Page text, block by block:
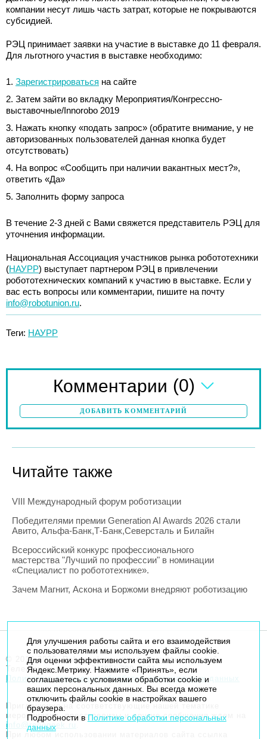
компании несут лишь часть затрат, которые не покрываются
субсидией.
РЭЦ принимает заявки на участие в выставке до 11 февраля.
Для льготного участия в выставке необходимо:
Зарегистрироваться на сайте
Затем зайти во вкладку Мероприятия/Конгрессно-
выставочные/Innorobo 2019
Нажать кнопку «подать запрос» (обратите внимание, у не
авторизованных пользователей данная кнопка будет
отсутствовать)
На вопрос «Сообщить при наличии вакантных мест?»,
ответить «Да»
Заполнить форму запроса
В течение 2-3 дней с Вами свяжется представитель РЭЦ для
уточнения информации.
Национальная Ассоциация участников рынка робототехники
(НАУРР) выступает партнером РЭЦ в привлечении
робототехнических компаний к участию в выставке. Если у
вас есть вопросы или комментарии, пишите на почту
info@robotunion.ru.
Теги: НАУРР
Комментарии (0)
ДОБАВИТЬ КОММЕНТАРИЙ
Читайте также
VIII Международный форум роботизации
Победителями премии Generation AI Awards 2026 стали
Авито, Альфа-Банк,Т-Банк,Северсталь и Билайн
Всероссийский конкурс профессионального
мастерства "Лучший по профессии" в номинации
«Специалист по робототехнике».
Зачем Магнит, Аскона и Боржоми внедряют роботизацию
© 2014-2026. Robogeek.ru - проект группы “Текарт”.
Телефон редакции+7(495) 790-7591
Политика в отношении обработки персональных данных
Приглашения на соответствующие нашей тематике
мероприятия, пресс-релизы и другие сообщения ждем на
info@robogeek.ru
При любом использовании материалов сайта ссылка
Для улучшения работы сайта и его взаимодействия
с пользователями мы используем файлы cookie.
Для оценки эффективности сайта мы используем
Яндекс.Метрику. Нажмите «Принять», если
соглашаетесь с условиями обработки cookie и
ваших персональных данных. Вы всегда можете
отключить файлы cookie в настройках вашего
браузера.
Подробности в Политике обработки персональных
данных